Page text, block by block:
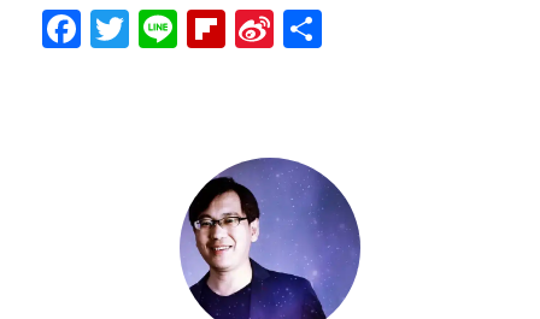
Facebook
Twitter
LineFlipboard
Sina